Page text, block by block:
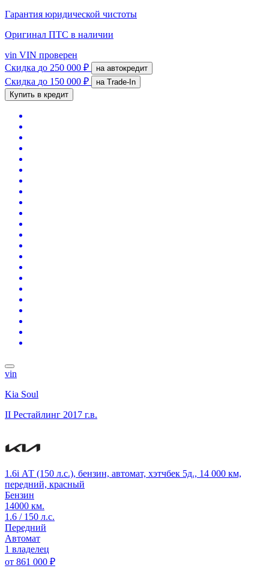
Гарантия юридической чистоты
Оригинал ПТС в наличии
vin VIN проверен
Скидка до 250 000 ₽ на автокредит
Скидка до 150 000 ₽
на Trade-In
Купить в кредит
vin
Kia Soul
II Рестайлинг 2017 г.в.
1.6i АТ (150 л.с.), бензин, автомат, хэтчбек 5д., 14 000 км,
передний, красный
Бензин
14000 км.
1.6 / 150 л.с.
Передний
Автомат
1 владелец
от 861 000 ₽